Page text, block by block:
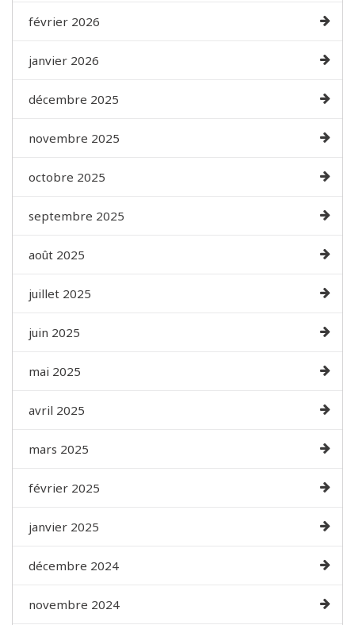
février 2026
janvier 2026
décembre 2025
novembre 2025
octobre 2025
septembre 2025
août 2025
juillet 2025
juin 2025
mai 2025
avril 2025
mars 2025
février 2025
janvier 2025
décembre 2024
novembre 2024